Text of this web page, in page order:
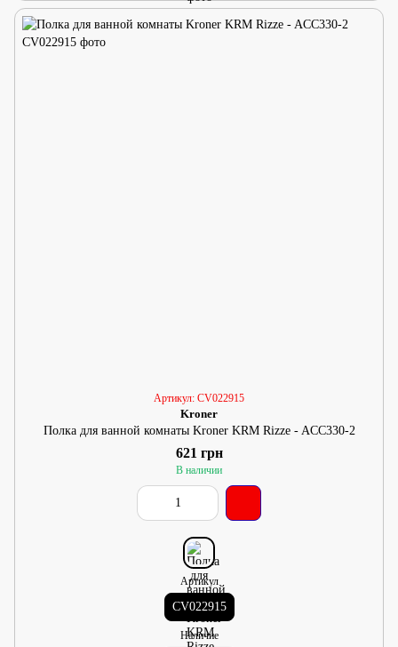
Артикул: CV022915
Kroner
Полка для ванной комнаты Kroner KRM Rizze - ACC330-2
621 грн
В наличии
Артикул
CV022915
Наличие